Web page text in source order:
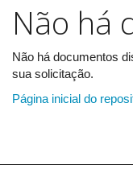
Não há
Não há documentos
sua solicitação.
Página inicial do